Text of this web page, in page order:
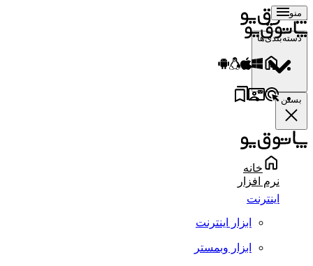
منو
دسته‌بندی‌ها
بستن
خانه
نرم افزار
اینترنت
ابزار اینترنت
ابزار وبمستر